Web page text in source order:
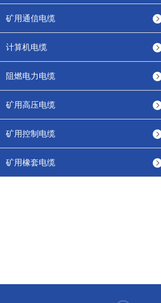
矿用通信电缆
计算机电缆
阻燃电力电缆
矿用高压电缆
矿用控制电缆
矿用橡套电缆